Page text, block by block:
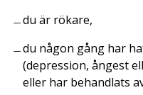
du är rökare,
du någon gång har
(depression, ångest
eller har behandlats